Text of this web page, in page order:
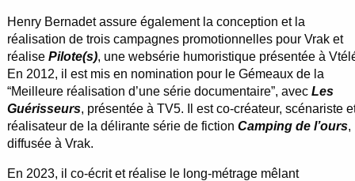
Henry Bernadet assure également la conception et la
réalisation de trois campagnes promotionnelles pour Vrak et
réalise Pilote(s), une websérie humoristique présentée à
En 2012, il est mis en nomination pour le Gémeaux de la
“Meilleure réalisation d’une série documentaire”, avec Les
Guérisseurs, présentée à TV5. Il est co-créateur, scénariste
réalisateur de la délirante série de fiction Camping de l’ours,
diffusée à Vrak.
En 2023, il co-écrit et réalise le long-métrage mêlant